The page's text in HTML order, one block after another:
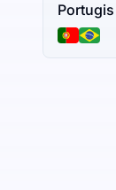
Portugis